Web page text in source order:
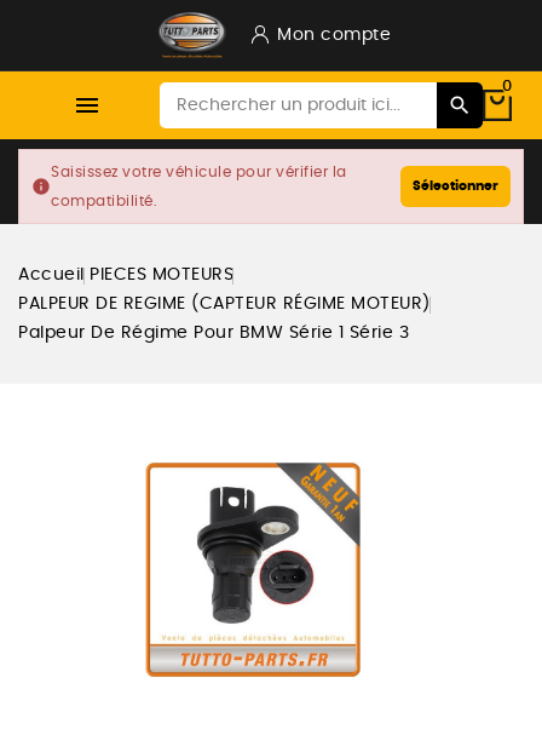
Mon compte

0
info
Saisissez votre véhicule pour vérifier la
compatibilité.
Sélectionner
Accueil
PIECES MOTEURS
PALPEUR DE REGIME (CAPTEUR RÉGIME MOTEUR)
Palpeur De Régime Pour BMW Série 1 Série 3